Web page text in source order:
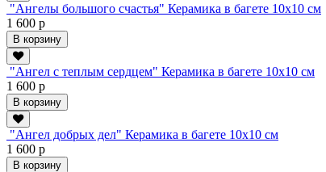
"Ангелы большого счастья" Керамика в багете 10х10 см
1 600 р
В корзину
"Ангел с теплым сердцем" Керамика в багете 10х10 см
1 600 р
В корзину
"Ангел добрых дел" Керамика в багете 10х10 см
1 600 р
В корзину